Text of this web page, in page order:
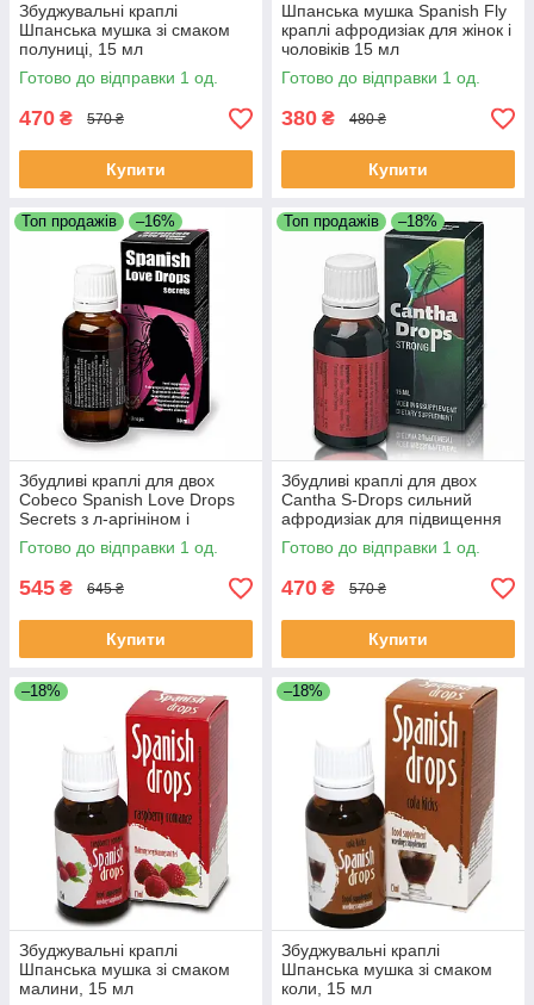
Збуджувальні краплі
Шпанська мушка зі смаком
полуниці, 15 мл
Готово до відправки 1 од.
470 ₴ 570 ₴
Купити
Шпанська мушка Spanish Fly
краплі афродизіак для жінок і
чоловіків 15 мл
Готово до відправки 1 од.
380 ₴ 480 ₴
Купити
Топ продажів –16%
Збудливі краплі для двох
Cobeco Spanish Love Drops
Secrets з л-аргініном і
вітаміном С, 30 мл
Готово до відправки 1 од.
545 ₴ 645 ₴
Купити
Топ продажів –18%
Збудливі краплі для двох
Cantha S-Drops сильний
афродизіак для підвищення
сексуальної енергії з L-
аргініном та вітаміном C
Готово до відправки 1 од.
470 ₴ 570 ₴
Купити
–18%
Збуджувальні краплі
Шпанська мушка зі смаком
малини, 15 мл
–18%
Збуджувальні краплі
Шпанська мушка зі смаком
коли, 15 мл